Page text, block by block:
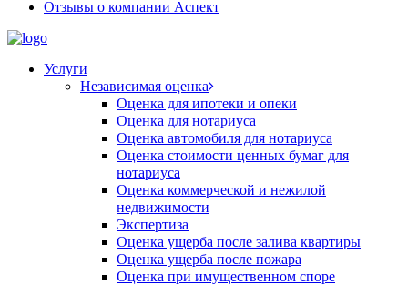
Отзывы о компании Аспект
Услуги
Независимая оценка
Оценка для ипотеки и опеки
Оценка для нотариуса
Оценка автомобиля для нотариуса
Оценка стоимости ценных бумаг для
нотариуса
Оценка коммерческой и нежилой
недвижимости
Экспертиза
Оценка ущерба после залива квартиры
Оценка ущерба после пожара
Оценка при имущественном споре